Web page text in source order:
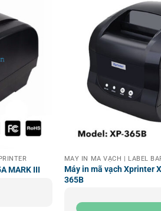
MARK III
MÁY IN MÃ VẠCH | LABEL
Máy in mã vạch Xprinter
365B